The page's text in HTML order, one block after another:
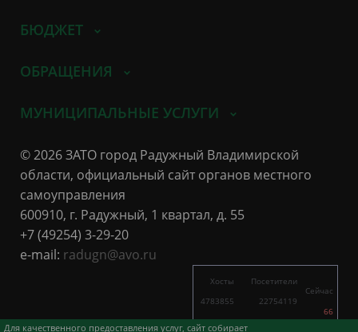
Для качественного предоставления услуг, сайт собирает
БЮДЖЕТ
ОБРАЩЕНИЯ
МУНИЦИПАЛЬНЫЕ УСЛУГИ
© 2026 ЗАТО город Радужный Владимирской
области, официальный сайт органов местного
самоуправления
600910, г. Радужный, 1 квартал, д. 55
+7 (49254) 3-29-20
e-mail: radugn@avo.ru
Хосты
4783855
1467
Посетители
22754119
2257
Сейчас
66